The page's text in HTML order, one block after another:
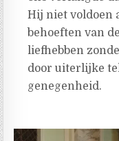
Hij niet voldoen
behoeften van
liefhebben
door uiterlijke
genegenheid.